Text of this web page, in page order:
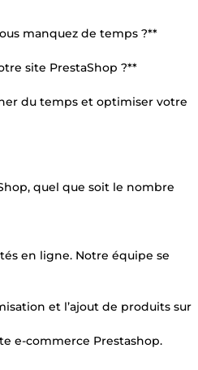
manquez de temps ?**
site PrestaShop ?**
du temps et optimiser votre
quel que soit le nombre
en ligne. Notre équipe se
et l’ajout de produits sur
e-commerce Prestashop.